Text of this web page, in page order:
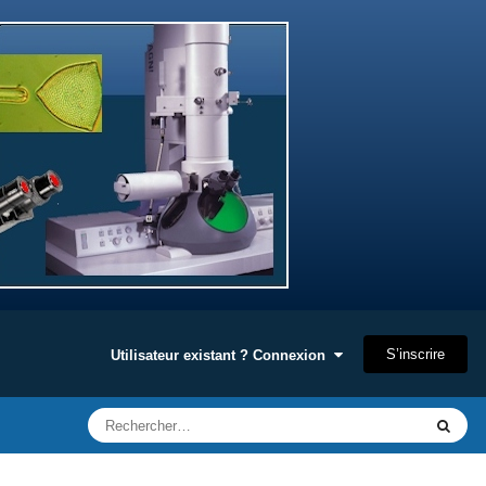
Utilisateur existant ? Connexion S’inscrire